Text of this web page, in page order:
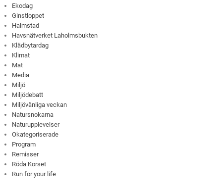
Ekodag
Ginstloppet
Halmstad
Havsnätverket Laholmsbukten
Klädbytardag
Klimat
Mat
Media
Miljö
Miljödebatt
Miljövänliga veckan
Natursnokarna
Naturupplevelser
Okategoriserade
Program
Remisser
Röda Korset
Run for your life